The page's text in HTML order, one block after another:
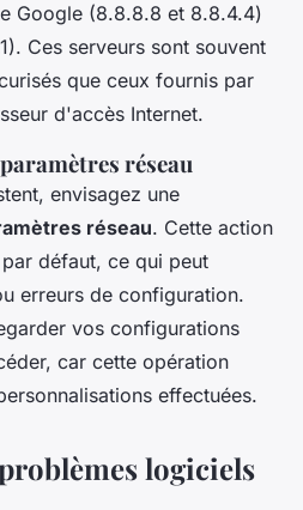
Google (8.8.8.8 et 8.8.4.4)
Ces serveurs sont souvent
que ceux fournis par
d'accès Internet.
réseau
envisagez une
réseau. Cette action
défaut, ce qui peut
erreurs de configuration.
vos configurations
car cette opération
effectuées.
logiciels